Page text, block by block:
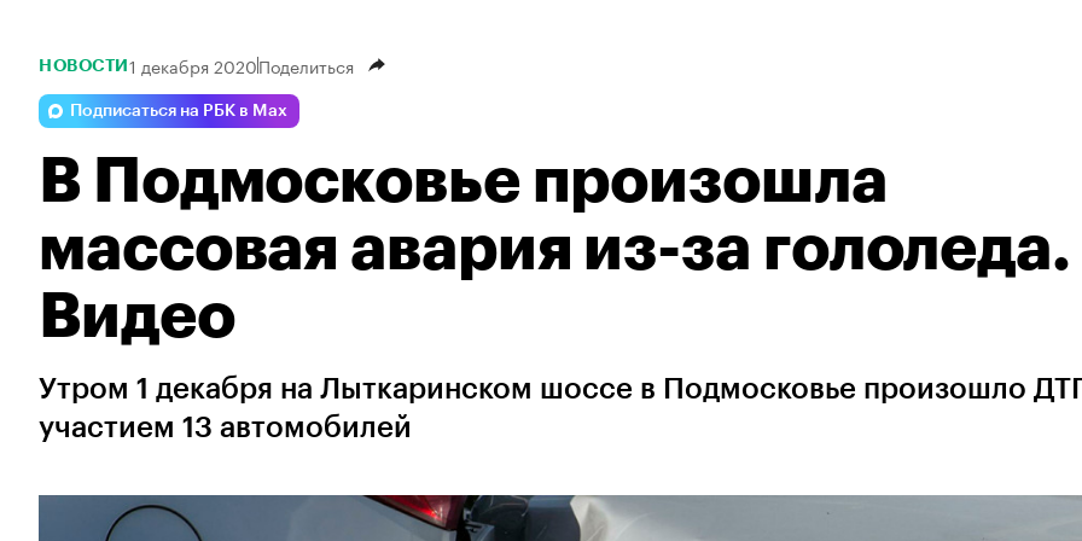
НОВОСТИ 1 декабря 2020Поделиться
Подписаться на РБК в Max
В Подмосковье произошла
массовая авария из-за гололеда.
Видео
Утром 1 декабря на Лыткаринском шоссе в Подмосковье произошло
участием 13 автомобилей